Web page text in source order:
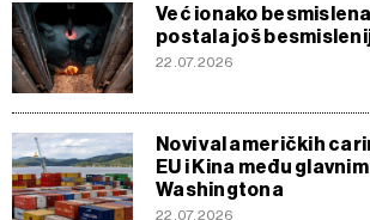
Već ionako
postala još
22.07.2026
Novi val američkih
EU i Kina među
Washingtona
22.07.2026